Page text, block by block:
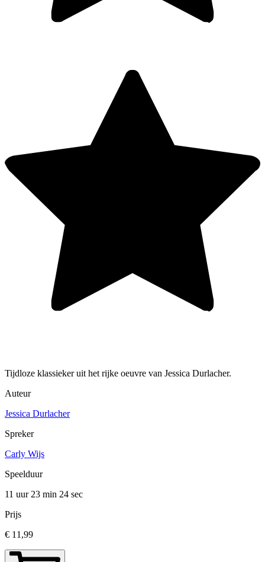
Tijdloze klassieker uit het rijke oeuvre van Jessica Durlacher.
Auteur
Jessica Durlacher
Spreker
Carly Wijs
Speelduur
11 uur 23 min 24 sec
Prijs
€ 11,99